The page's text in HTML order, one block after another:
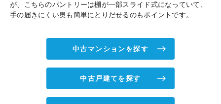
が、こちらのパントリーは棚が一部スライド式になっていて、
手の届きにくい奥も簡単にとりだせるのもポイントです。
中古マンションを探す
中古戸建てを探す